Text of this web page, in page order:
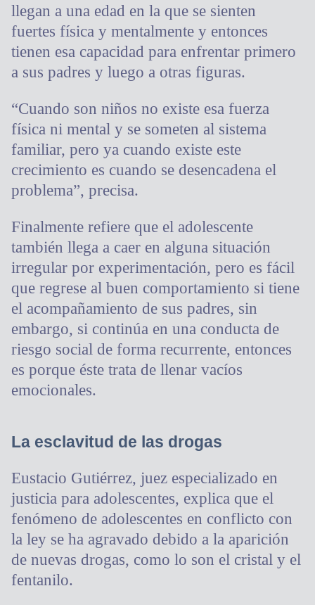
llegan a una edad en la que se sienten
fuertes física y mentalmente y entonces
tienen esa capacidad para enfrentar primero
a sus padres y luego a otras figuras.
“Cuando son niños no existe esa fuerza
física ni mental y se someten al sistema
familiar, pero ya cuando existe este
crecimiento es cuando se desencadena el
problema”, precisa.
Finalmente refiere que el adolescente
también llega a caer en alguna situación
irregular por experimentación, pero es fácil
que regrese al buen comportamiento si tiene
el acompañamiento de sus padres, sin
embargo, si continúa en una conducta de
riesgo social de forma recurrente, entonces
es porque éste trata de llenar vacíos
emocionales.
La esclavitud de las drogas
Eustacio Gutiérrez, juez especializado en
justicia para adolescentes, explica que el
fenómeno de adolescentes en conflicto con
la ley se ha agravado debido a la aparición
de nuevas drogas, como lo son el cristal y el
fentanilo.